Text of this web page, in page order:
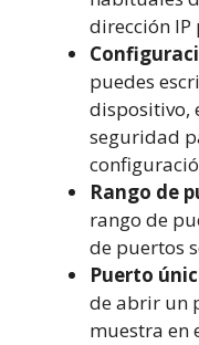
dirección
puedes
dispositivo,
seguridad
Rango de
rango de
de puertos
Puerto
de abrir un
muestra en